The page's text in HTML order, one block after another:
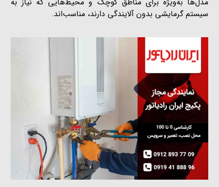
سیستم گرمایشی بدون آلایندگی دارند، مناسب‌اند.